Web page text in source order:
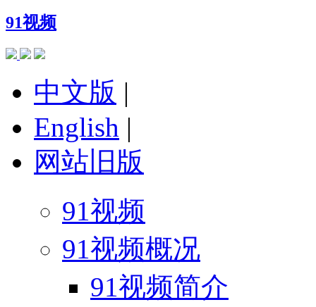
91视频
中文版 |
English |
网站旧版
91视频
91视频概况
91视频简介